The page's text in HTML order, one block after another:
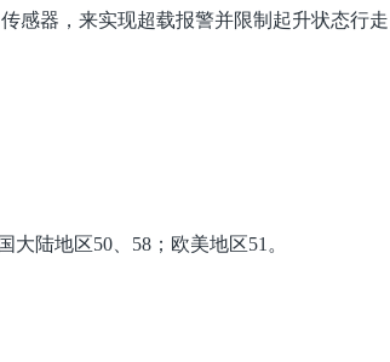
感器，来实现超载报警并限制起升状态行走
陆地区50、58；欧美地区51。